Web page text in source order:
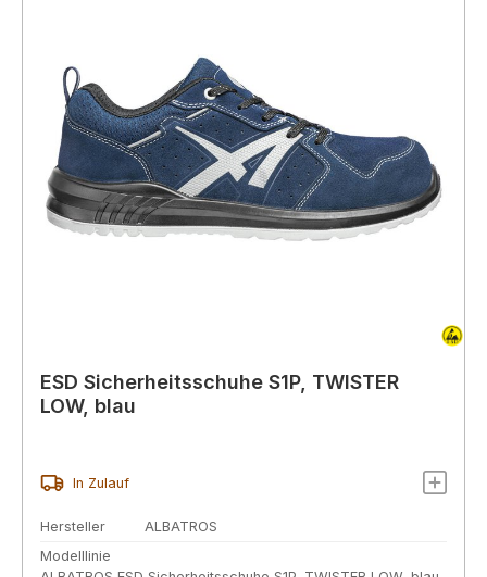
ESD Sicherheitsschuhe S1P, TWISTER
LOW, blau
In Zulauf
Hersteller
ALBATROS
Modelllinie